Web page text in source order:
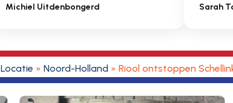
Sarah Touat Regio
Locatie » Noord-Holland » Riool ontstoppen